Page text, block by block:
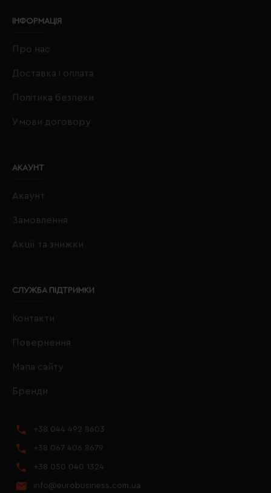
ІНФОРМАЦІЯ
Про нас
Доставка і оплата
Політика безпеки
Умови договору
АКАУНТ
Акаунт
Замовлення
Акції та знижки
СЛУЖБА ПІДТРИМКИ
Контакти
Повернення
Мапа сайту
Бренди
+38 044 492 8603
+38 067 406 8679
+38 050 040 1324
info@eurobusiness.com.ua